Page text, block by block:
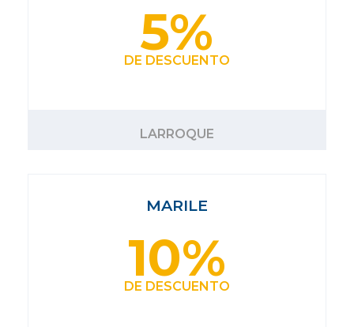
5%
DE DESCUENTO
LARROQUE
MARILE
10%
DE DESCUENTO